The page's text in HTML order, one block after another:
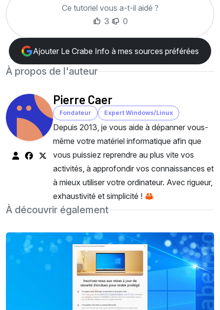
Ce tutoriel vous a-t-il aidé ?
3
0
Ajouter Le Crabe Info à mes sources préférées
À propos de l'auteur
Pierre Caer
Fondateur Expert Windows/Linux
Depuis 2013, je vous aide à dépanner vous-
même votre matériel informatique afin que
vous puissiez reprendre au plus vite vos
activités, à approfondir vos connaissances et
à mieux utiliser votre ordinateur. Avec rigueur,
exhaustivité et simplicité ! 🦀
À découvrir également